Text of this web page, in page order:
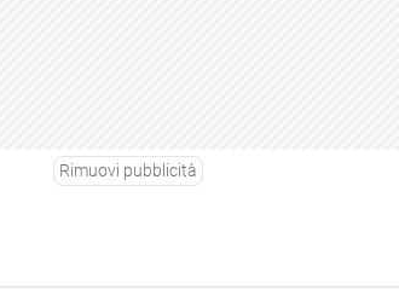
Rimuovi pubblicità